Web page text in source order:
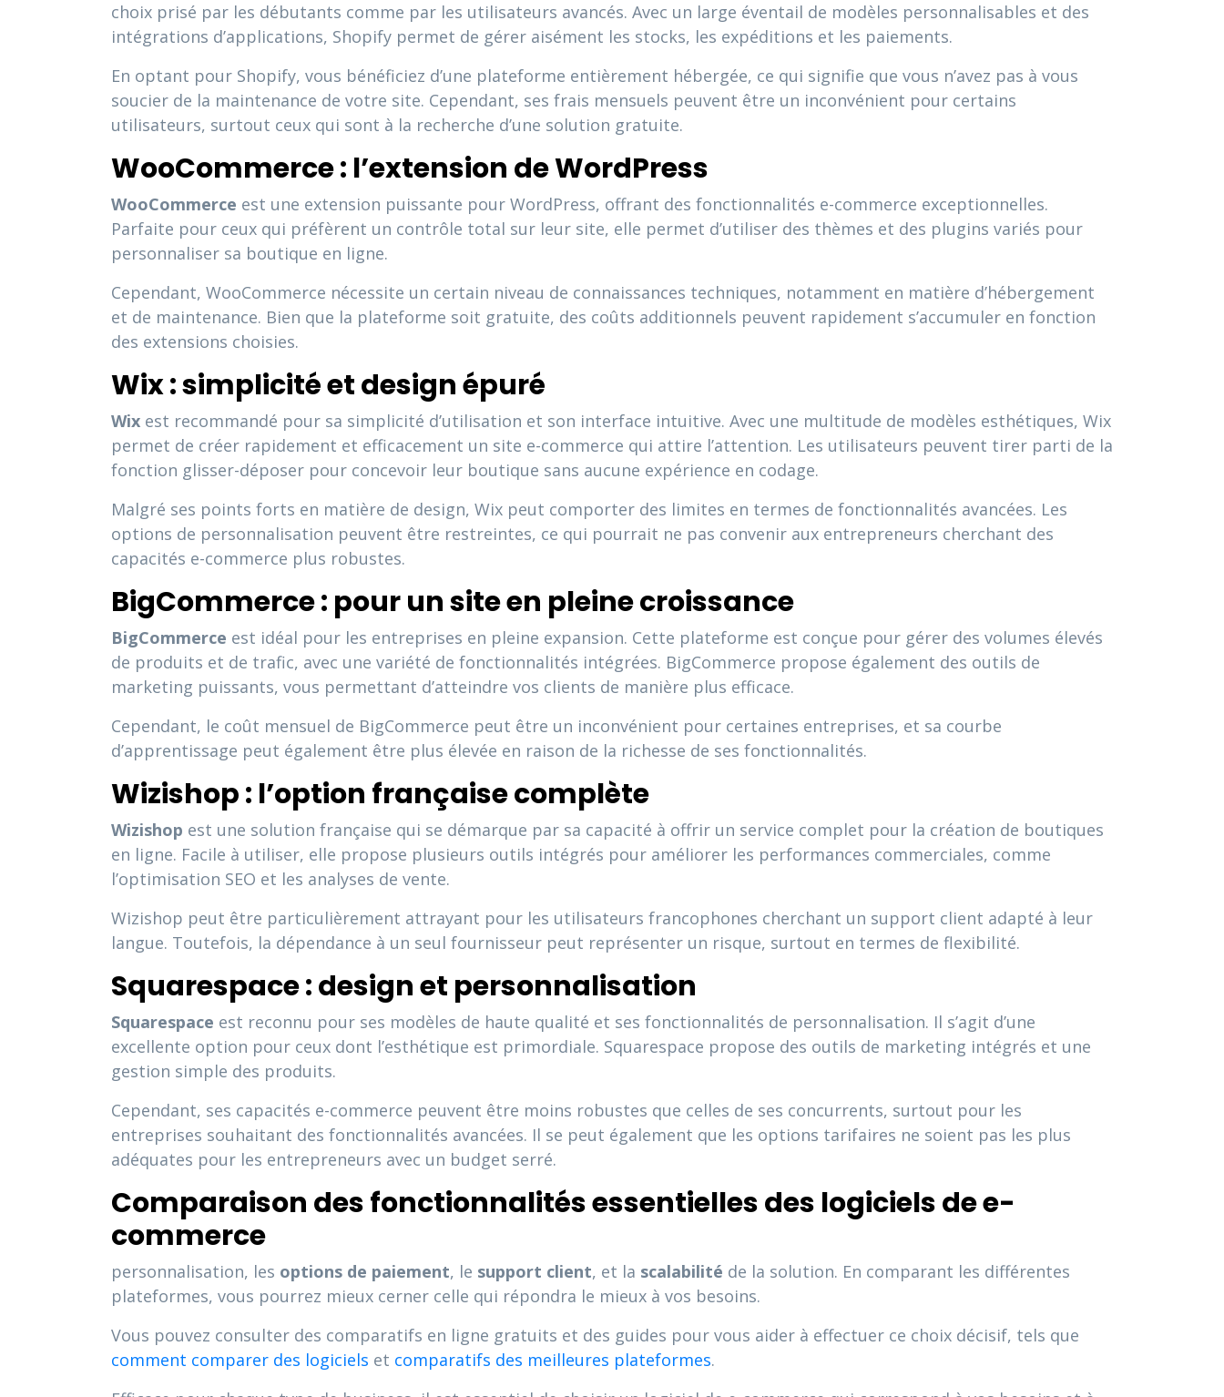
choix prisé par les débutants comme par les utilisateurs avancés. Avec un large éventail de modèles personnalisables et des
intégrations d’applications, Shopify permet de gérer aisément les stocks, les expéditions et les paiements.
En optant pour Shopify, vous bénéficiez d’une plateforme entièrement hébergée, ce qui signifie que vous n’avez pas à vous
soucier de la maintenance de votre site. Cependant, ses frais mensuels peuvent être un inconvénient pour certains
utilisateurs, surtout ceux qui sont à la recherche d’une solution gratuite.
WooCommerce : l’extension de WordPress
WooCommerce est une extension puissante pour WordPress, offrant des fonctionnalités e-commerce exceptionnelles.
Parfaite pour ceux qui préfèrent un contrôle total sur leur site, elle permet d’utiliser des thèmes et des plugins variés pour
personnaliser sa boutique en ligne.
Cependant, WooCommerce nécessite un certain niveau de connaissances techniques, notamment en matière d’hébergement
et de maintenance. Bien que la plateforme soit gratuite, des coûts additionnels peuvent rapidement s’accumuler en fonction
des extensions choisies.
Wix : simplicité et design épuré
Wix est recommandé pour sa simplicité d’utilisation et son interface intuitive. Avec une multitude de modèles esthétiques, Wix
permet de créer rapidement et efficacement un site e-commerce qui attire l’attention. Les utilisateurs peuvent tirer parti de la
fonction glisser-déposer pour concevoir leur boutique sans aucune expérience en codage.
Malgré ses points forts en matière de design, Wix peut comporter des limites en termes de fonctionnalités avancées. Les
options de personnalisation peuvent être restreintes, ce qui pourrait ne pas convenir aux entrepreneurs cherchant des
capacités e-commerce plus robustes.
BigCommerce : pour un site en pleine croissance
BigCommerce est idéal pour les entreprises en pleine expansion. Cette plateforme est conçue pour gérer des volumes élevés
de produits et de trafic, avec une variété de fonctionnalités intégrées. BigCommerce propose également des outils de
marketing puissants, vous permettant d’atteindre vos clients de manière plus efficace.
Cependant, le coût mensuel de BigCommerce peut être un inconvénient pour certaines entreprises, et sa courbe
d’apprentissage peut également être plus élevée en raison de la richesse de ses fonctionnalités.
Wizishop : l’option française complète
Wizishop est une solution française qui se démarque par sa capacité à offrir un service complet pour la création de boutiques
en ligne. Facile à utiliser, elle propose plusieurs outils intégrés pour améliorer les performances commerciales, comme
l’optimisation SEO et les analyses de vente.
Wizishop peut être particulièrement attrayant pour les utilisateurs francophones cherchant un support client adapté à leur
langue. Toutefois, la dépendance à un seul fournisseur peut représenter un risque, surtout en termes de flexibilité.
Squarespace : design et personnalisation
Squarespace est reconnu pour ses modèles de haute qualité et ses fonctionnalités de personnalisation. Il s’agit d’une
excellente option pour ceux dont l’esthétique est primordiale. Squarespace propose des outils de marketing intégrés et une
gestion simple des produits.
Cependant, ses capacités e-commerce peuvent être moins robustes que celles de ses concurrents, surtout pour les
entreprises souhaitant des fonctionnalités avancées. Il se peut également que les options tarifaires ne soient pas les plus
adéquates pour les entrepreneurs avec un budget serré.
Comparaison des fonctionnalités essentielles des logiciels de e-
commerce
personnalisation, les options de paiement, le support client, et la scalabilité de la solution. En comparant les différentes
plateformes, vous pourrez mieux cerner celle qui répondra le mieux à vos besoins.
Vous pouvez consulter des comparatifs en ligne gratuits et des guides pour vous aider à effectuer ce choix décisif, tels que
comment comparer des logiciels et comparatifs des meilleures plateformes.